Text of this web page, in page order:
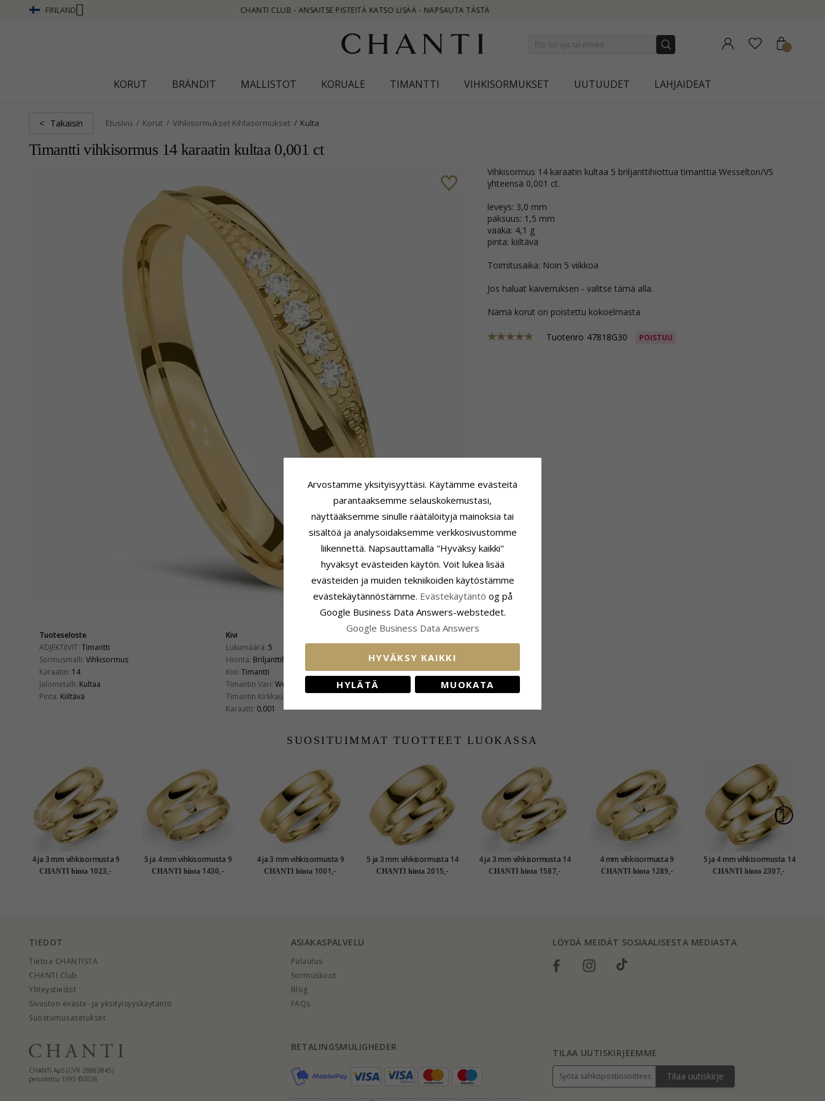
FINLAND
CLUB - ANSAITSE PISTEITÄ KATSO LISÄÄ - NAPSAUTA TÄSTÄ
KORUT BRÄNDIT MALLISTOT KORUALE TIMANTTI VIHKISORMUKSET UUTUUDET LAHJAIDEAT
< Takaisin Etusivu Korut Vihkisormukset Kihlasormukset Kulta
Timantti vihkisormus 14 karaatin kultaa 0,001 ct
vihkisormus 14 karaatin kultaa 5 briljanttihiottua timanttia Wesselton/VS
yhteensä 0,001 ct.
leveys: 3,0 mm
paksuus: 1,5 mm
vaaka: 4,1 g
pinta: kiiltävä
Toimitusaika: Noin 5 viikkoa
Jos haluat kaiverruksen - valitse tämä alla.
Nämä korut on poistettu kokoelmasta
Tuotenro 47818G30 POISTUU
Tuoteseloste
ADJEKTIIVIT: Timantti
Sormusmalli: Vihkisormus
Karaatin: 14
Jalometalli: Kultaa
Pinta: Kiiltävä
Kivi
Lukumäärä: 5
Hionta: Briljanttihiottu
Kivi: Timantti
Timantin Väri: Wesselton
Timantin Kirkkaus:
Karaatti: 0,001
Sormuspohja
Paksuus:1,5 mm
Vaaka:4,1 G
Toimitusaika: Noin 5 Viikkoa
SUOSITUIMMAT TUOTTEET LUOKASSA
4 ja 3 mm vihkisormusta 9
karaatin kultaa - setit
CHANTI hinta 1023,-
5 ja 4 mm vihkisormusta 9
karaatin kultaa 0,03 ct -
CHANTI hinta 1430,-
4 ja 3 mm vihkisormusta 9
karaatin kultaa - setit
CHANTI hinta 1001,-
5 ja 3 mm vihkisormusta 14
karaatin kultaa - setit
CHANTI hinta 2015,-
4 ja 3 mm vihkisormusta 14
karaatin kultaa - setit
CHANTI hinta 1587,-
4 mm vihkisormusta 9
karaatin kultaa 0,03 ct -
CHANTI hinta 1289,-
5 ja 4 mm vihkisormusta 14
karaatin kultaa - setit
CHANTI hinta 2307,-
TIEDOT
Tietoa CHANTISTA
CHANTI Club
Yhteystiedot
Sivuston eväste- ja yksityisyyskäytäntö
Suostumusasetukset
ASIAKASPALVELU
Palautus
Sormuskoot
Blog
FAQs
LÖYDÄ MEIDÄT SOSIAALISESTA MEDIASTA
CHANTI ApS (CVR 28863845)
perustettu 1995 ©2026
BETALINGSMULIGHEDER
TILAA UUTISKIRJEEMME
Tilaa uutiskirje
Arvostamme yksityisyyttäsi. Käytämme evästeitä
parantaaksemme selauskokemustasi,
näyttääksemme sinulle räätälöityjä mainoksia tai
sisältöä ja analysoidaksemme verkkosivustomme
liikennettä. Napsauttamalla "Hyväksy kaikki"
hyväksyt evästeiden käytön. Voit lukea lisää
evästeiden ja muiden tekniikoiden käytöstämme
evästekäytännöstämme. Evästekäytäntö og på
Google Business Data Answers-webstedet.
Google Business Data Answers
HYVÄKSY KAIKKI
HYLÄTÄ MUOKATA